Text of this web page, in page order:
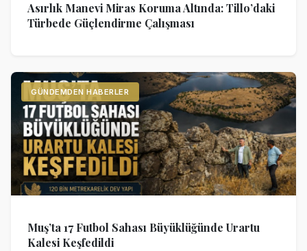
Asırlık Manevi Miras Koruma Altında: Tillo’daki
Türbede Güçlendirme Çalışması
GÜNDEMDEN HABERLER
Muş’ta 17 Futbol Sahası Büyüklüğünde Urartu
Kalesi Keşfedildi